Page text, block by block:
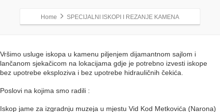
Home SPECIJALNI ISKOPI I REZANJE KAMENA
Vršimo usluge iskopa u kamenu piljenjem dijamantnom sajlom i
lančanom sjekačicom na lokacijama gdje je potrebno izvesti iskope
bez upotrebe eksploziva i bez upotrebe hidrauličnih čekića.
Poslovi na kojima smo radili :
Iskop jame za izgradnju muzeja u mjestu Vid Kod Metkovića (Narona)